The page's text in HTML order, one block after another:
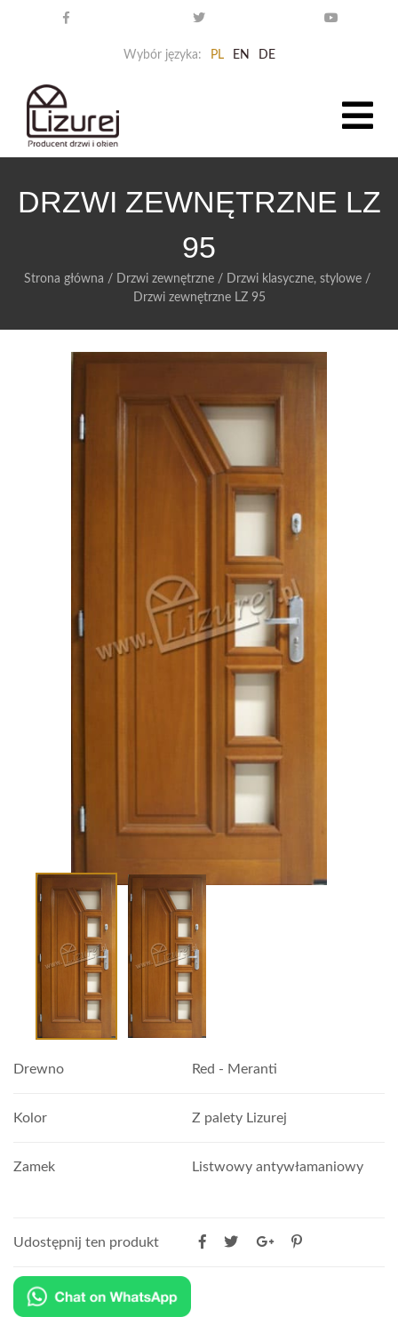
Wybór języka: PL EN DE
DRZWI ZEWNĘTRZNE LZ
95
Strona główna / Drzwi zewnętrzne / Drzwi klasyczne, stylowe /
Drzwi zewnętrzne LZ 95
Drewno Red - Meranti
Kolor Z palety Lizurej
Zamek Listwowy antywłamaniowy
Udostępnij ten produkt